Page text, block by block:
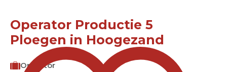
Operator Productie 5
Ploegen in Hoogezand
Operator